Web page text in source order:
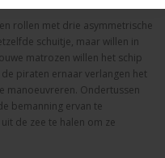
rollen met drie asymmetrische
schuitje, maar willen in
matrozen willen het schip
piraten ernaar verlangen het
manoeuvreren. Ondertussen
bemanning ervan te
de zee te halen om ze